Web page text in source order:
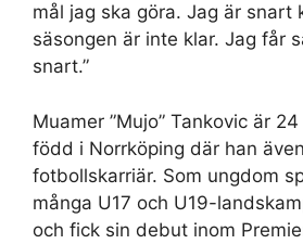
mål jag ska göra. Jag är snart
säsongen är inte klar. Jag får
snart.”
Muamer ”Mujo” Tankovic är
född i Norrköping där han
fotbollskarriär. Som ungdom
många U17 och U19-
och fick sin debut inom